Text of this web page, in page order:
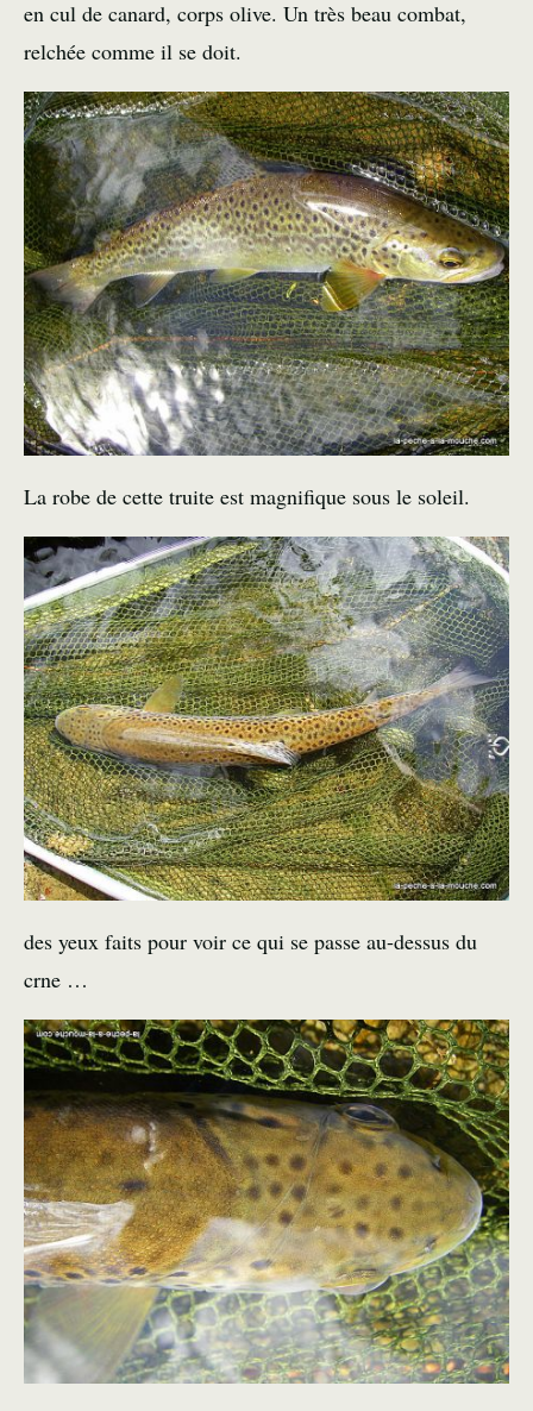
en cul de canard, corps olive. Un très beau combat,
relchée comme il se doit.
La robe de cette truite est magnifique sous le soleil.
des yeux faits pour voir ce qui se passe au-dessus du
crne …